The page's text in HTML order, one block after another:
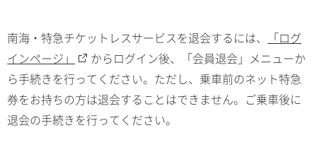
南海・特急チケットレスサービスを退会するには、
「ログ
インページ」
からログイン後、「会員退会」メニューか
ら手続きを行ってください。ただし、乗車前のネット特急
券をお持ちの方は退会することはできません。ご乗車後に
退会の手続きを行ってください。